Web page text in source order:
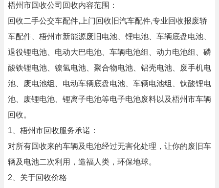
梧州市回收公司回收内容范围：
回收二手公交车配件,上门回收旧汽车配件,专业回收报废轿
车配件、梧州市新能源废旧电池、锂电池、车辆底盘电池、
退役锂电池、电动大巴电池、车辆电池组、动力电池组、磷
酸铁锂电池、镍氢电池、聚合物电池、铝壳电池、废手机电
池、废电池组、电动车辆底盘电池、车辆电池组、钛酸锂电
池、废锂电池、锂离子电池等电子电池废料以及梧州市车辆
回收。
1、梧州市回收服务承诺：
对所有回收来的车辆及电池经过无害化处理，让你的废旧车
辆及电池二次利用，造福人类，环保地球。
2、关于回收价格